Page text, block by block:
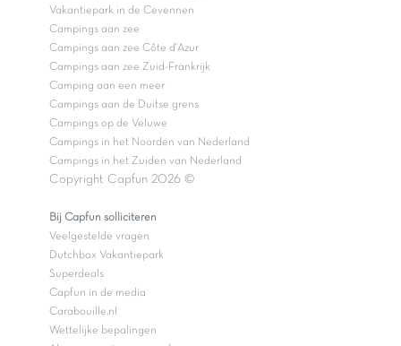
Vakantiepark in de Cevennen
Campings aan zee
Campings aan zee Côte d'Azur
Campings aan zee Zuid-Frankrijk
Camping aan een meer
Campings aan de Duitse grens
Campings op de Veluwe
Campings in het Noorden van Nederland
Campings in het Zuiden van Nederland
Copyright Capfun 2026 ©
Bij Capfun solliciteren
Veelgestelde vragen
Dutchbox Vakantiepark
Superdeals
Capfun in de media
Carabouille.nl
Wettelijke bepalingen